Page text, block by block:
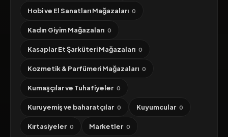
Hobi ve El Sanatları Mağazaları 0
Kadın Giyim Mağazaları 0
Kasaplar Et Şarküteri Mağazaları 0
Kozmetik & Parfümeri Mağazaları 0
Kumaşçılar ve Tuhafiyeler 0
Kuruyemiş ve baharatçılar 0 Kuyumcular 0
Kırtasiyeler 0 Marketler 0